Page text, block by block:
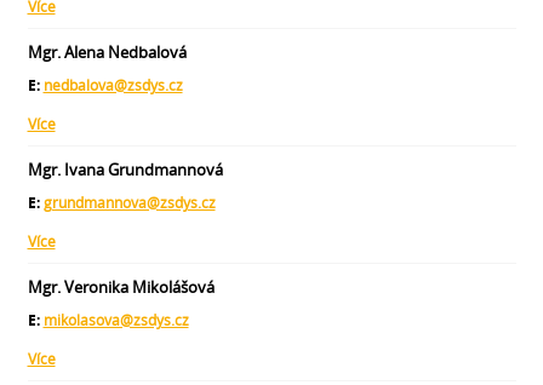
Více
Mgr. Alena Nedbalová
E: nedbalova@zsdys.cz
Více
Mgr. Ivana Grundmannová
E:grundmannova@zsdys.cz
Více
Mgr. Veronika Mikolášová
E: mikolasova@zsdys.cz
Více